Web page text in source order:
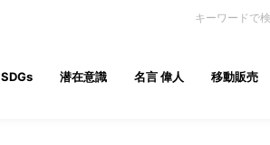
SDGs 潜在意識 名言 偉人 移動販売